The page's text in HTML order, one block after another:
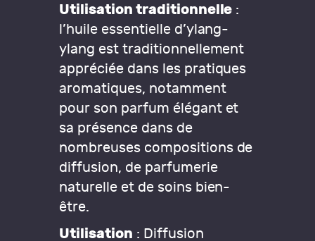
Utilisation traditionnelle :
l’huile essentielle d’ylang-
ylang est traditionnellement
appréciée dans les pratiques
aromatiques, notamment
pour son parfum élégant et
sa présence dans de
nombreuses compositions de
diffusion, de parfumerie
naturelle et de soins bien-
être.
Utilisation : Diffusion